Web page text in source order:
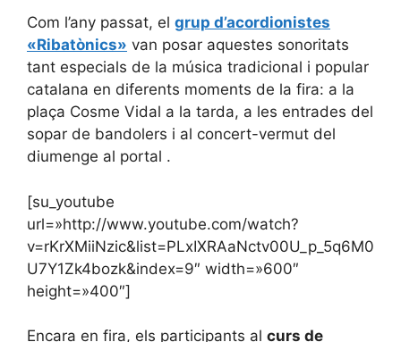
Com l’any passat, el grup d’acordionistes
«Ribatònics» van posar aquestes sonoritats
tant especials de la música tradicional i popular
catalana en diferents moments de la fira: a la
plaça Cosme Vidal a la tarda, a les entrades del
sopar de bandolers i al concert-vermut del
diumenge al portal .
[su_youtube
url=»http://www.youtube.com/watch?
v=rKrXMiiNzic&list=PLxIXRAaNctv00U_p_5q6M0
U7Y1Zk4bozk&index=9″ width=»600″
height=»400″]
Encara en fira, els participants al curs de